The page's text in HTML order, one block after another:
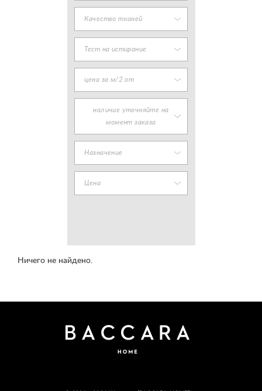
Качество тканей
Тест на истирание
цена за м/2 от
наличие уточняйте на
момент заказа
Назначение
Цена
Ничего не найдено.